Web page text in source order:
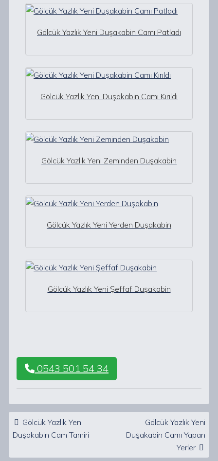
Gölcük Yazlık Yeni Duşakabin Camı Patladı
Gölcük Yazlık Yeni Duşakabin Camı Kırıldı
Gölcük Yazlık Yeni Zeminden Duşakabin
Gölcük Yazlık Yeni Yerden Duşakabin
Gölcük Yazlık Yeni Şeffaf Duşakabin
0543 501 54 34
Post navigation
Gölcük Yazlık Yeni
Duşakabin Cam Tamiri
Gölcük Yazlık Yeni
Duşakabin Camı Yapan
Yerler